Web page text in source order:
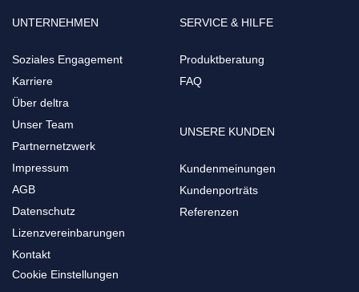
UNTERNEHMEN
Soziales Engagement
Karriere
Über deltra
Unser Team
Partnernetzwerk
Impressum
AGB
Datenschutz
Lizenzvereinbarungen
Kontakt
SERVICE & HILFE
Produktberatung
FAQ
UNSERE KUNDEN
Kundenmeinungen
Kundenporträts
Referenzen
Cookie Einstellungen